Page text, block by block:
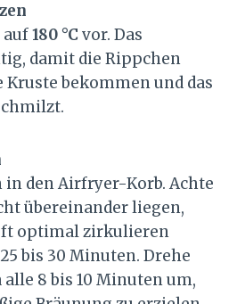
auf180 °C vor. Das
damit die Rippchen
bekommen und das
in den Airfryer-Korb. Achte
übereinander liegen,
optimal zirkulieren
bis 30 Minuten. Drehe
8 bis 10 Minuten um,